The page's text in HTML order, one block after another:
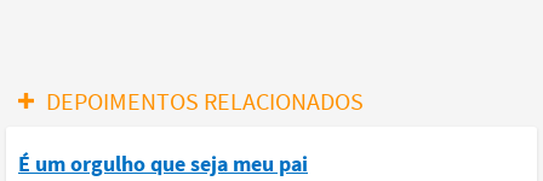
DEPOIMENTOS RELACIONADOS
É um orgulho que seja meu pai